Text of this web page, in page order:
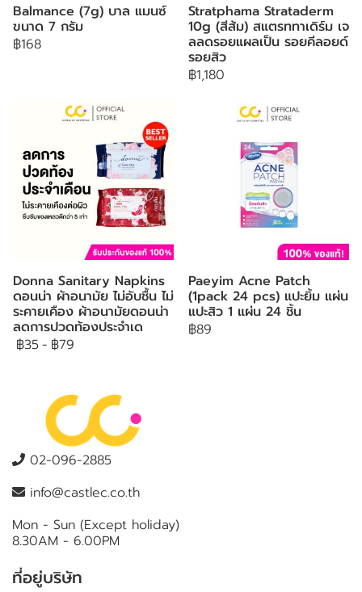
Balmance (7g) บาล แมนซ์
ขนาด 7 กรัม
฿168
Stratphama Strataderm
10g (สีส้ม) สแตรททาเดิร์ม เจ
ลลดรอยแผลเป็น รอยคีลอยด์
รอยสิว
฿1,180
Donna Sanitary Napkins
ดอนน่า ผ้าอนามัย ไม่อับชื้น ไม่
ระคายเคือง ผ้าอนามัยดอนน่า
ลดการปวดท้องประจำเด
฿35- ฿79
Paeyim Acne Patch
(1pack 24 pcs) แปะยิ้ม แผ่น
แปะสิว 1 แผ่น 24 ชิ้น
฿89
02-096-2885
info@castlec.co.th
Mon - Sun (Except holiday)
8.30AM - 6.00PM
ที่อยู่บริษัท